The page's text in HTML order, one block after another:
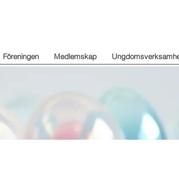
Föreningen Medlemskap